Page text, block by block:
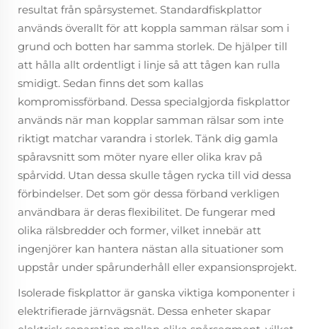
resultat från spårsystemet. Standardfiskplattor
används överallt för att koppla samman rälsar som i
grund och botten har samma storlek. De hjälper till
att hålla allt ordentligt i linje så att tågen kan rulla
smidigt. Sedan finns det som kallas
kompromissförband. Dessa specialgjorda fiskplattor
används när man kopplar samman rälsar som inte
riktigt matchar varandra i storlek. Tänk dig gamla
spåravsnitt som möter nyare eller olika krav på
spårvidd. Utan dessa skulle tågen rycka till vid dessa
förbindelser. Det som gör dessa förband verkligen
användbara är deras flexibilitet. De fungerar med
olika rälsbredder och former, vilket innebär att
ingenjörer kan hantera nästan alla situationer som
uppstår under spårunderhåll eller expansionsprojekt.
Isolerade fiskplattor är ganska viktiga komponenter i
elektrifierade järnvägsnät. Dessa enheter skapar